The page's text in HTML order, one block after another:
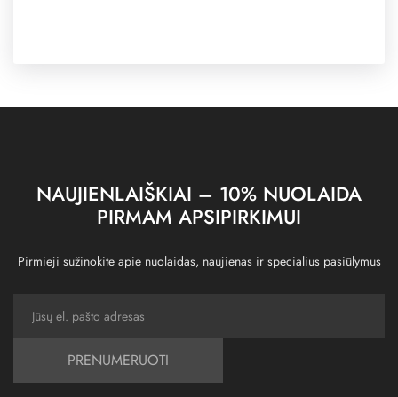
NAUJIENLAIŠKIAI – 10% NUOLAIDA
PIRMAM APSIPIRKIMUI
Pirmieji sužinokite apie nuolaidas, naujienas ir specialius pasiūlymus
PRENUMERUOTI